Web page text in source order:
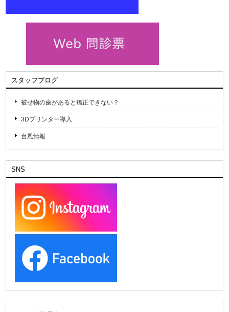
スタッフブログ
被せ物の歯があると矯正できない？
3Dプリンター導入
台風情報
SNS